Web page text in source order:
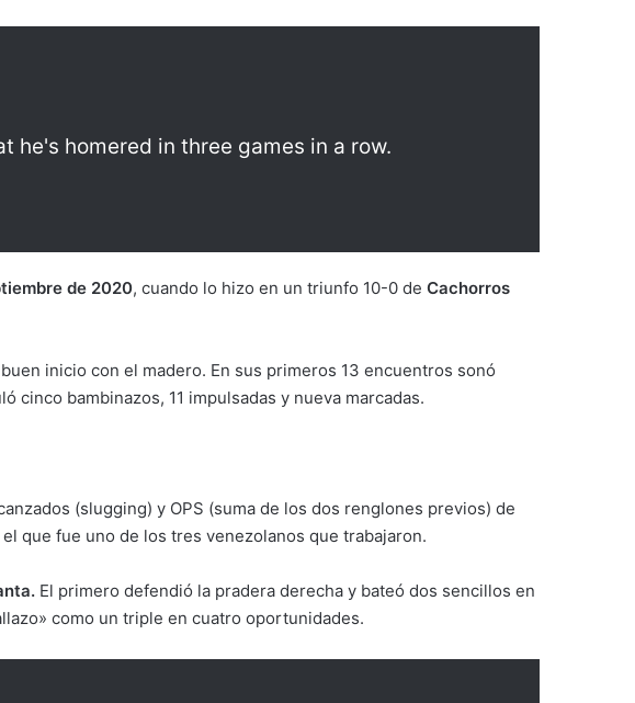
he's homered in three games in a row.
de 2020, cuando lo hizo en un triunfo 10-0 de Cachorros
inicio con el madero. En sus primeros 13 encuentros sonó
cinco bambinazos, 11 impulsadas y nueva marcadas.
(slugging) y OPS (suma de los dos renglones previos) de
que fue uno de los tres venezolanos que trabajaron.
El primero defendió la pradera derecha y bateó dos sencillos en
como un triple en cuatro oportunidades.